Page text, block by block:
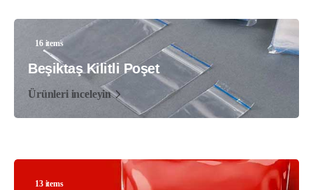
16 items
Beşiktaş Kilitli Poşet
Ürünleri inceleyin
13 items